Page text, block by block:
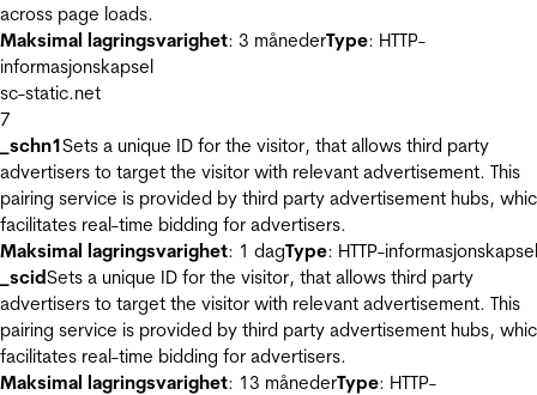
across page loads.
Maksimal lagringsvarighet: 3 månederType: HTTP-
informasjonskapsel
sc-static.net
7
_schn1Sets a unique ID for the visitor, that allows third party
advertisers to target the visitor with relevant advertisement. This
pairing service is provided by third party advertisement hubs,
facilitates real-time bidding for advertisers.
Maksimal lagringsvarighet: 1 dagType: HTTP-informasjonskapsel
_scidSets a unique ID for the visitor, that allows third party
advertisers to target the visitor with relevant advertisement. This
pairing service is provided by third party advertisement hubs,
facilitates real-time bidding for advertisers.
Maksimal lagringsvarighet: 13 månederType: HTTP-